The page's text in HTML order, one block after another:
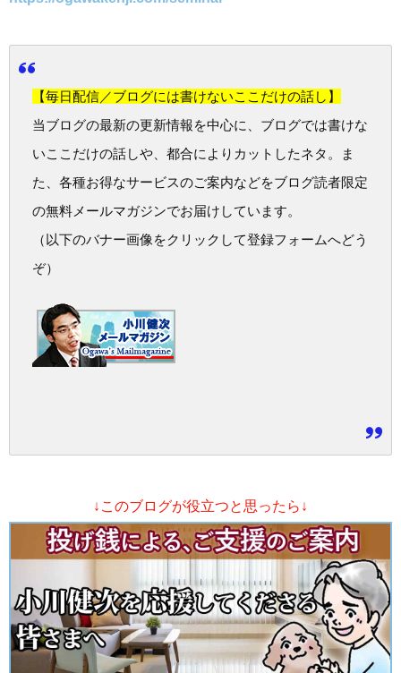
【毎日配信／ブログには書けないここだけの話し】
当ブログの最新の更新情報を中心に、ブログでは書けな
いここだけの話しや、都合によりカットしたネタ。ま
た、各種お得なサービスのご案内などをブログ読者限定
の無料メールマガジンでお届けしています。
（以下のバナー画像をクリックして登録フォームへどう
ぞ）
↓このブログが役立つと思ったら↓